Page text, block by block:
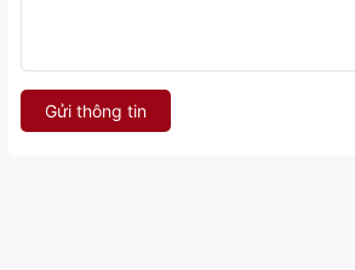
Gửi thông tin